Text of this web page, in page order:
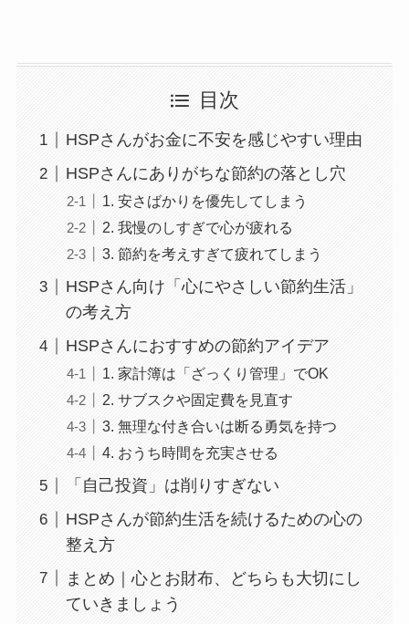
目次
HSPさんがお金に不安を感じやすい理由
HSPさんにありがちな節約の落とし穴
1. 安さばかりを優先してしまう
2. 我慢のしすぎで心が疲れる
3. 節約を考えすぎて疲れてしまう
HSPさん向け「心にやさしい節約生活」
の考え方
HSPさんにおすすめの節約アイデア
1. 家計簿は「ざっくり管理」でOK
2. サブスクや固定費を見直す
3. 無理な付き合いは断る勇気を持つ
4. おうち時間を充実させる
「自己投資」は削りすぎない
HSPさんが節約生活を続けるための心の
整え方
まとめ｜心とお財布、どちらも大切にし
ていきましょう